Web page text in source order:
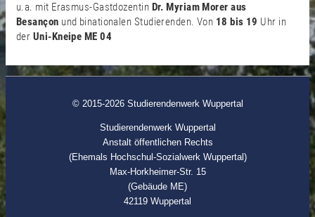
u.a. mit Erasmus-Gastdozentin Dr. Myriam Morer aus
Besançon und binationalen Studierenden. Von 18 bis 19 Uhr in
der Uni-Kneipe ME 04
© 2015-2026 Studierendenwerk Wuppertal
Studierendenwerk Wuppertal
Anstalt öffentlichen Rechts
(Ehemals Hochschul-Sozialwerk Wuppertal)
Max-Horkheimer-Str. 15
(Gebäude ME)
42119 Wuppertal